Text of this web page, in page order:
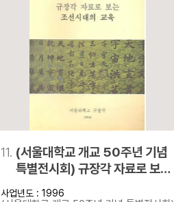
11. (서울대학교 개교 50주년 기념
특별전시회) 규장각 자료로 보는
조선시대 교육
사업년도 : 1996